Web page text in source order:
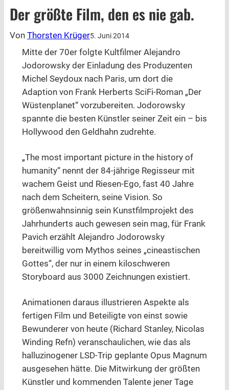
Der größte Film, den es nie gab.
Von Thorsten Krüger5. Juni 2014
Mitte der 70er folgte Kultfilmer Alejandro
Jodorowsky der Einladung des Produzenten
Michel Seydoux nach Paris, um dort die
Adaption von Frank Herberts SciFi-Roman „Der
Wüstenplanet“ vorzubereiten. Jodorowsky
spannte die besten Künstler seiner Zeit ein – bis
Hollywood den Geldhahn zudrehte.
„The most important picture in the history of
humanity“ nennt der 84-jährige Regisseur mit
wachem Geist und Riesen-Ego, fast 40 Jahre
nach dem Scheitern, seine Vision. So
größenwahnsinnig sein Kunstfilmprojekt des
Jahrhunderts auch gewesen sein mag, für Frank
Pavich erzählt Alejandro Jodorowsky
bereitwillig vom Mythos seines „cineastischen
Gottes“, der nur in einem kiloschweren
Storyboard aus 3000 Zeichnungen existiert.
Animationen daraus illustrieren Aspekte als
fertigen Film und Beteiligte von einst sowie
Bewunderer von heute (Richard Stanley, Nicolas
Winding Refn) veranschaulichen, wie das als
halluzinogener LSD-Trip geplante Opus Magnum
ausgesehen hätte. Die Mitwirkung der größten
Künstler und kommenden Talente jener Tage